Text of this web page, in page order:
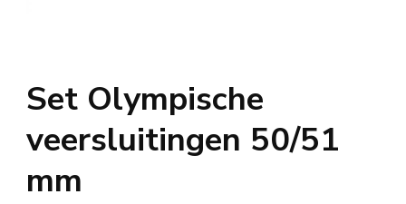
Set Olympische
veersluitingen 50/51
mm